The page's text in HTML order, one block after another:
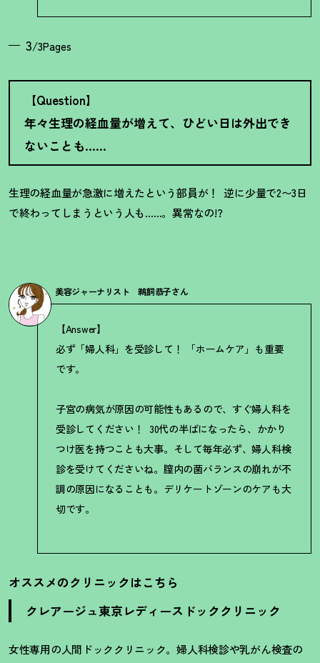
3/3Pages
【Question】
年々生理の経血量が増えて、ひどい日は外出でき
ないことも……
生理の経血量が急激に増えたという部員が！
逆に少量で2〜3日
で終わってしまうという人も……。異常なの!?
美容ジャーナリスト 鵜飼恭子さん
【Answer】
必ず「婦人科」を受診して ！
「ホームケア」も重要
です。
子宮の病気が原因の可能性もあるので、すぐ婦人科を
受診してください ！
30代の半ばになったら、かかり
つけ医を持つことも大事。そして毎年必ず、婦人科検
診を受けてくださいね。膣内の菌バランスの崩れが不
調の原因になることも。デリケートゾーンのケアも大
切です。
オススメのクリニックはこちら
クレアージュ東京レディースドッククリニック
女性専用の人間ドッククリニック。婦人科検診や乳がん検査の